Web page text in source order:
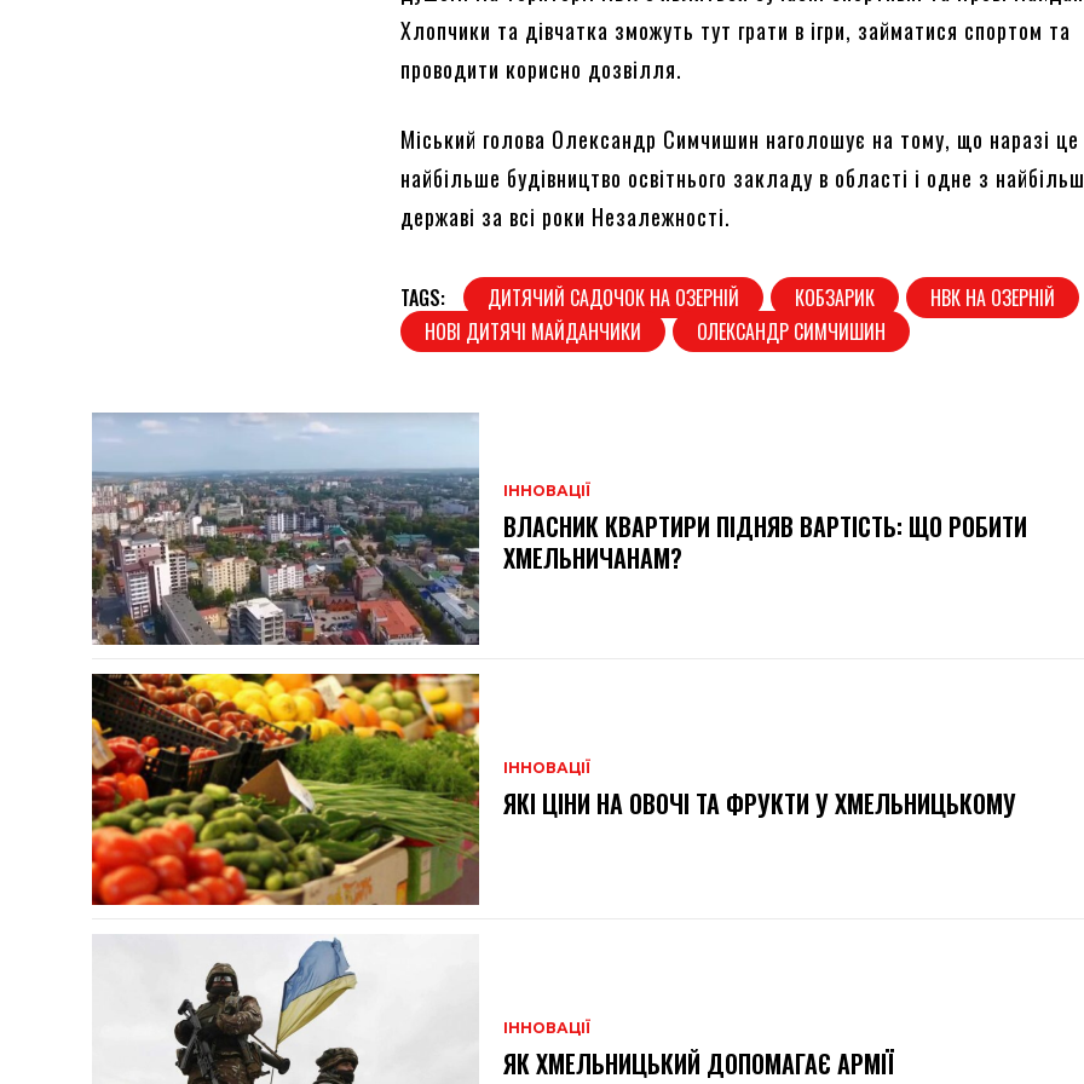
Хлопчики та дівчатка зможуть тут грати в ігри, займатися спортом та
проводити корисно дозвілля.
Міський голова Олександр Симчишин наголошує на тому, що наразі це
найбільше будівництво освітнього закладу в області і одне з
державі за всі роки Незалежності.
TAGS: ДИТЯЧИЙ САДОЧОК НА ОЗЕРНІЙ КОБЗАРИК
НВК НА ОЗЕРНІЙ
НОВІ ДИТЯЧІ МАЙДАНЧИКИ
ОЛЕКСАНДР СИМЧИШИН
ІННОВАЦІЇ
ВЛАСНИК КВАРТИРИ ПІДНЯВ ВАРТІСТЬ: ЩО РОБИТИ
ХМЕЛЬНИЧАНАМ?
ІННОВАЦІЇ
ЯКІ ЦІНИ НА ОВОЧІ ТА ФРУКТИ У ХМЕЛЬНИЦЬКОМУ
ІННОВАЦІЇ
ЯК ХМЕЛЬНИЦЬКИЙ ДОПОМАГАЄ АРМІЇ